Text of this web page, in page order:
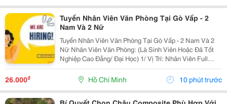
Tuyển Nhân Viên Văn Phòng Tại Gò Vấp - 2
Nam Và 2 Nữ
Tuyển Nhân Viên Văn Phòng Tại Gò Vấp - 2 Nam Và 2
Nữ Nhân Viên Văn Phòng: (Là Sinh Viên Hoặc Đã Tốt
Nghiệp Cao Đẳng/ Đại Học) 1/ Vị Trí: Nhân Viên Full
Time (2 Nam 2 Nữ) Ca Làm: 13:00 Đến 21:00 (1 Tháng
Được Nghỉ Phép 1 Ngày, Và Hưởng Các Ngày...
26.000₫ Hồ Chí Minh 10 phút trước